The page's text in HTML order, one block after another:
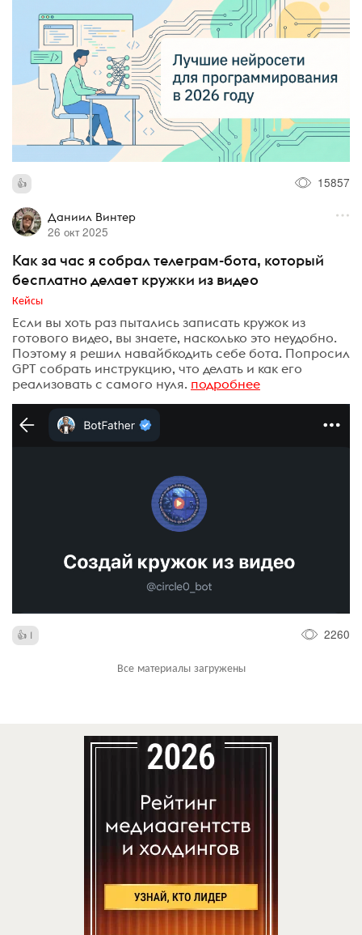
15857
Даниил Винтер
26 окт 2025
Как за час я собрал телеграм-бота, который
бесплатно делает кружки из видео⁠⁠
Кейсы
Если вы хоть раз пытались записать кружок из
готового видео, вы знаете, насколько это неудобно.
Поэтому я решил навайбкодить себе бота. Попросил
GPT собрать инструкцию, что делать и как его
реализовать с самого нуля. подробнее
1 2260
Все материалы загружены